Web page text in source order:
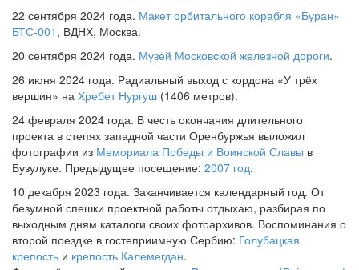
22 сентября 2024 года. Макет орбитального корабля «Буран»
БТС-001 , ВДНХ, Москва.
20 сентября 2024 года. Музей Московской железной дороги.
26 июня 2024 года. Радиальный выход с кордона «У трёх
вершин» на Хребет Нургуш (1406 метров).
24 февраля 2024 года. В честь окончания длительного
проекта в степях западной части Оренбуржья выложил
фотографии из Мемориала Победы и Воинской Славы в
Бузулуке. Предыдущее посещение: 2007 год.
10 декабря 2023 года. Заканчивается календарный год. От
безумной спешки проектной работы отдыхаю, разбирая по
выходным дням каталоги своих фотоархивов. Воспоминания о
второй поездке в гостеприимную Сербию: Голубацкая
крепость и крепость Калемегдан.